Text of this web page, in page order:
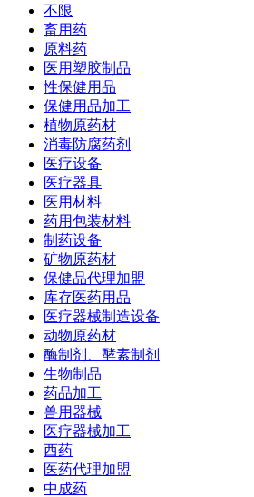
不限
畜用药
原料药
医用塑胶制品
性保健用品
保健用品加工
植物原药材
消毒防腐药剂
医疗设备
医疗器具
医用材料
药用包装材料
制药设备
矿物原药材
保健品代理加盟
库存医药用品
医疗器械制造设备
动物原药材
酶制剂、酵素制剂
生物制品
药品加工
兽用器械
医疗器械加工
西药
医药代理加盟
中成药